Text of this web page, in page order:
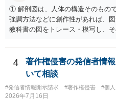
材を希望に沿って配置した部分に
いと考えられます。仮に具体的な
ても、その権利は当該部分に限ら
の同意があれば別です。また、単
り、公開中のサイトへリンクした
様、掲載目的、態様、必要性、本
① 解剖図は、人体の構造そのもの
強調方法などに創作性があれば、
教科書の図をトレース・模写し、
も、SNSへの公開は私的使用には
けでは、適法な引用にはなりませ
その説明に必要な従たる資料であ
れ、必要な範囲に限られているこ
材として図そのものを中心的に掲
4
著作権侵害の発信者情
いて相談
#発信者情報開示請求 #著作権侵害 #個
2026年7月16日